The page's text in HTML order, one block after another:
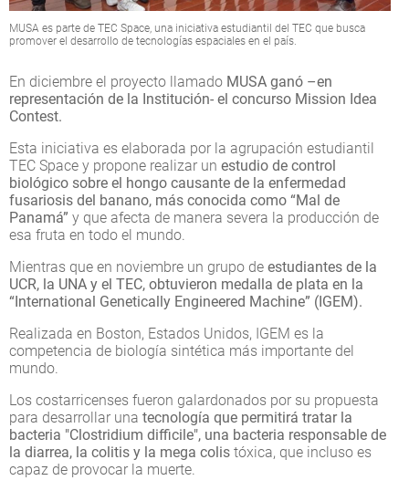
MUSA es parte de TEC Space, una iniciativa estudiantil del TEC que busca
promover el desarrollo de tecnologías espaciales en el país.
En diciembre el proyecto llamado MUSA ganó –en
representación de la Institución- el concurso Mission Idea
Contest.
Esta iniciativa es elaborada por la agrupación estudiantil
TEC Space y propone realizar un estudio de control
biológico sobre el hongo causante de la enfermedad
fusariosis del banano, más conocida como “Mal de
Panamá” y que afecta de manera severa la producción de
esa fruta en todo el mundo.
Mientras que en noviembre un grupo de estudiantes de la
UCR, la UNA y el TEC, obtuvieron medalla de plata en la
“International Genetically Engineered Machine” (IGEM).
Realizada en Boston, Estados Unidos, IGEM es la
competencia de biología sintética más importante del
mundo.
Los costarricenses fueron galardonados por su propuesta
para desarrollar una tecnología que permitirá tratar la
bacteria "Clostridium difficile", una bacteria responsable de
la diarrea, la colitis y la mega colis tóxica, que incluso es
capaz de provocar la muerte.